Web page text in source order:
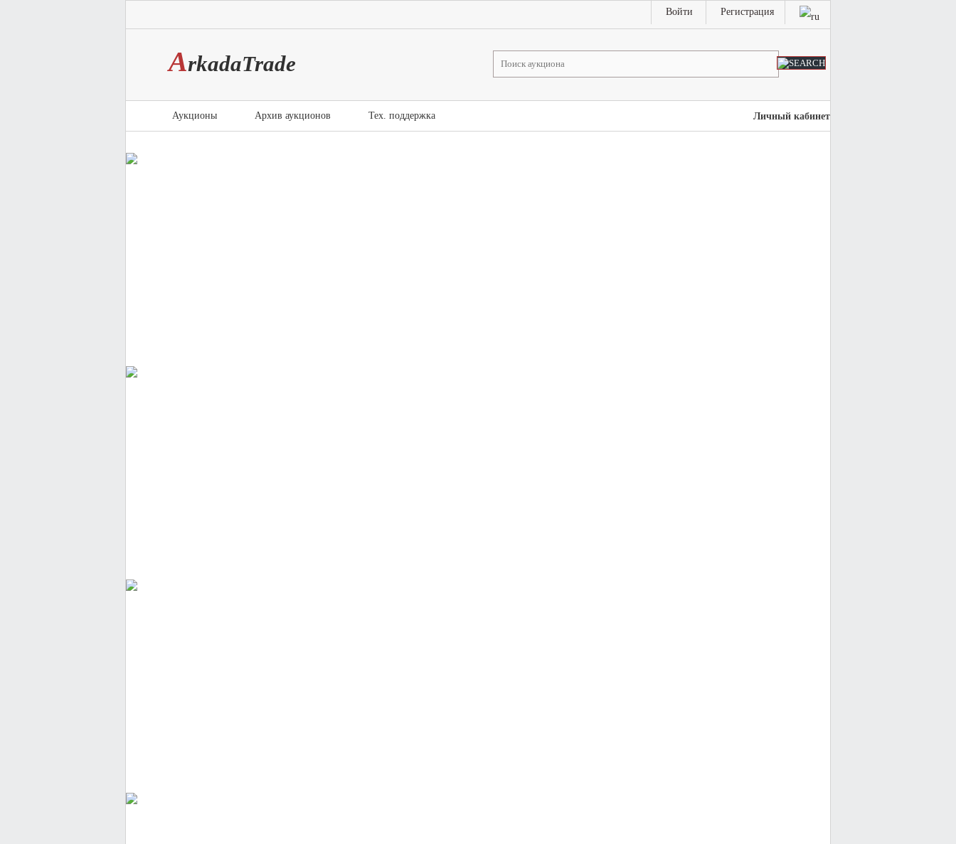
Войти Регистрация
ArkadaTrade
Личный кабинет
Аукционы Архив аукционов Тех. поддержка